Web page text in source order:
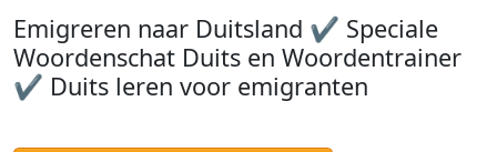
Emigreren naar Duitsland ✔ Speciale
Woordenschat Duits en Woordentrainer
✔ Duits leren voor emigranten